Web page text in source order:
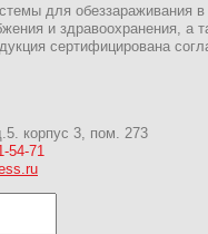
для обеззараживания в
и здравоохранения, а
сертифицирована
корпус 3, пом. 273
54-71